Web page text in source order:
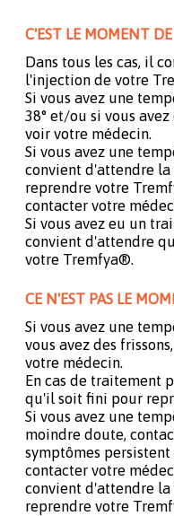
C'EST LE MOMENT
Dans tous les cas, il
l'injection de votre
Si vous avez une
38° et/ou si vous
voir votre médecin.
Si vous avez une
convient d'attendre
reprendre votre
contacter votre
Si vous avez eu un
convient d'attendre
votre Tremfya®.
CE N'EST PAS LE
Si vous avez une
vous avez des
votre médecin.
En cas de traitement
qu'il soit fini pour
Si vous avez une
moindre doute,
symptômes
contacter votre
convient d'attendre la
reprendre votre